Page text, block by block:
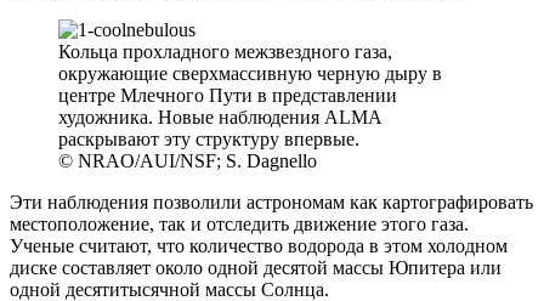
Кольца прохладного межзвездного газа,
окружающие сверхмассивную черную дыру в
центре Млечного Пути в представлении
художника. Новые наблюдения ALMA
раскрывают эту структуру впервые.
© NRAO/AUI/NSF; S. Dagnello
Эти наблюдения позволили астрономам как картографировать
местоположение, так и отследить движение этого газа.
Ученые считают, что количество водорода в этом холодном
диске составляет около одной десятой массы Юпитера или
одной десятитысячной массы Солнца.